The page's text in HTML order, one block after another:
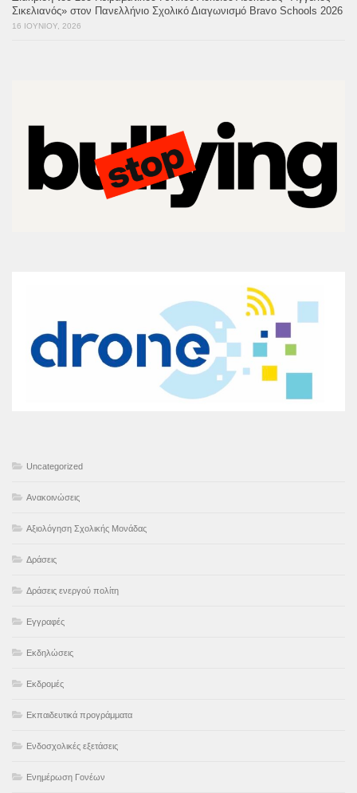
Σικελιανός» στον Πανελλήνιο Σχολικό Διαγωνισμό Bravo Schools 2026
16 ΙΟΥΝΊΟΥ, 2026
Uncategorized
Ανακοινώσεις
Αξιολόγηση Σχολικής Μονάδας
Δράσεις
Δράσεις ενεργού πολίτη
Εγγραφές
Εκδηλώσεις
Εκδρομές
Εκπαιδευτικά προγράμματα
Ενδοσχολικές εξετάσεις
Ενημέρωση Γονέων